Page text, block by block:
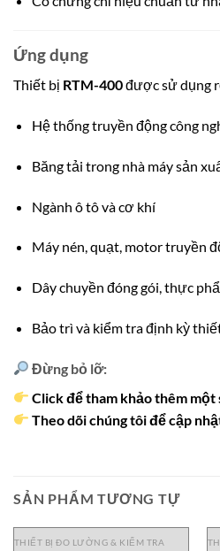
Ứng dụng
Thiết bị RTM-400được sử dụng
Hệ thống truyền động công
Băng tải trong nhà máy sản
Ngành ô tô và cơ khí
Máy nén, quạt, motor truyền
Dây chuyền đóng gói, thực
Bảo trì và kiểm tra định kỳ
Đừng bỏ lỡ:
Click để tham khảo thêm một
Theo dõi chúng tôi để cập
SẢN PHẨM TƯƠNG TỰ
THIẾT BỊ ĐO LƯỜNG & KIỂM TRA